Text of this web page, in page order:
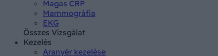
Magas CRP
Mammográfia
EKG
Összes Vizsgálat
Kezelés
Aranyér kezelése